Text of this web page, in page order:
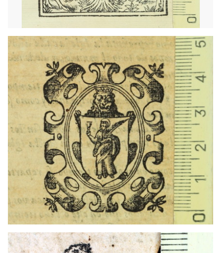
1568 - 1590 Barcelona (Cataluña)
1568 - 1590 Barcelona (Cataluña)